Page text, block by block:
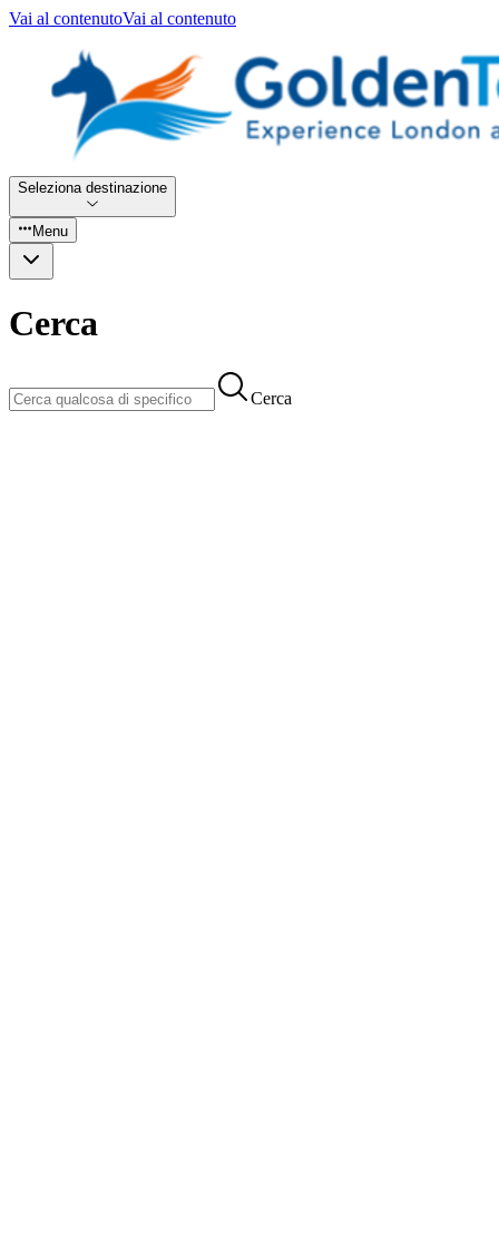
Vai al contenutoVai al contenuto
Seleziona destinazione
Menu
Cerca
Cerca